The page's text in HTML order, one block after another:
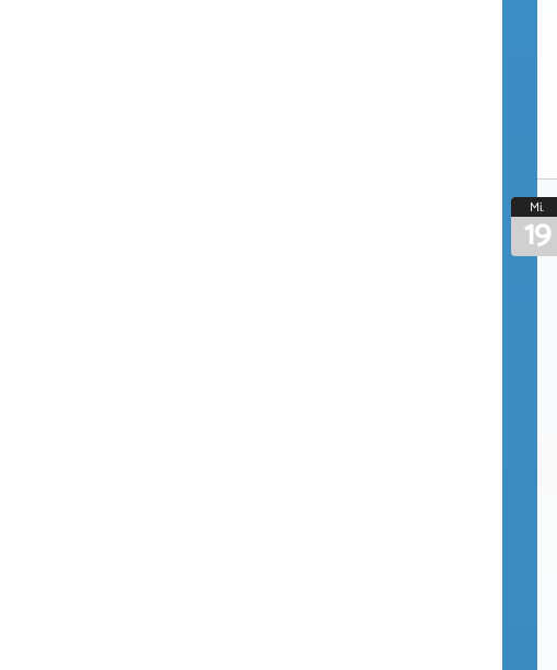
Mi.
19